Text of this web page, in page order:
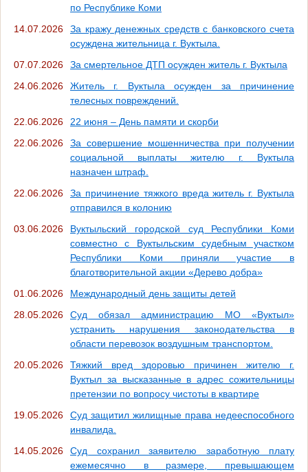
по Республике Коми
14.07.2026
За кражу денежных средств с банковского счета
осуждена жительница г. Вуктыла.
07.07.2026
За смертельное ДТП осужден житель г. Вуктыла
24.06.2026
Житель г. Вуктыла осужден за причинение
телесных повреждений.
22.06.2026
22 июня – День памяти и скорби
22.06.2026
За совершение мошенничества при получении
социальной выплаты жителю г. Вуктыла
назначен штраф.
22.06.2026
За причинение тяжкого вреда житель г. Вуктыла
отправился в колонию
03.06.2026
Вуктыльский городской суд Республики Коми
совместно с Вуктыльским судебным участком
Республики Коми приняли участие в
благотворительной акции «Дерево добра»
01.06.2026
Международный день защиты детей
28.05.2026
Суд обязал администрацию МО «Вуктыл»
устранить нарушения законодательства в
области перевозок воздушным транспортом.
20.05.2026
Тяжкий вред здоровью причинен жителю г.
Вуктыл за высказанные в адрес сожительницы
претензии по вопросу чистоты в квартире
19.05.2026
Суд защитил жилищные права недееспособного
инвалида.
14.05.2026
Суд сохранил заявителю заработную плату
ежемесячно в размере, превышающем